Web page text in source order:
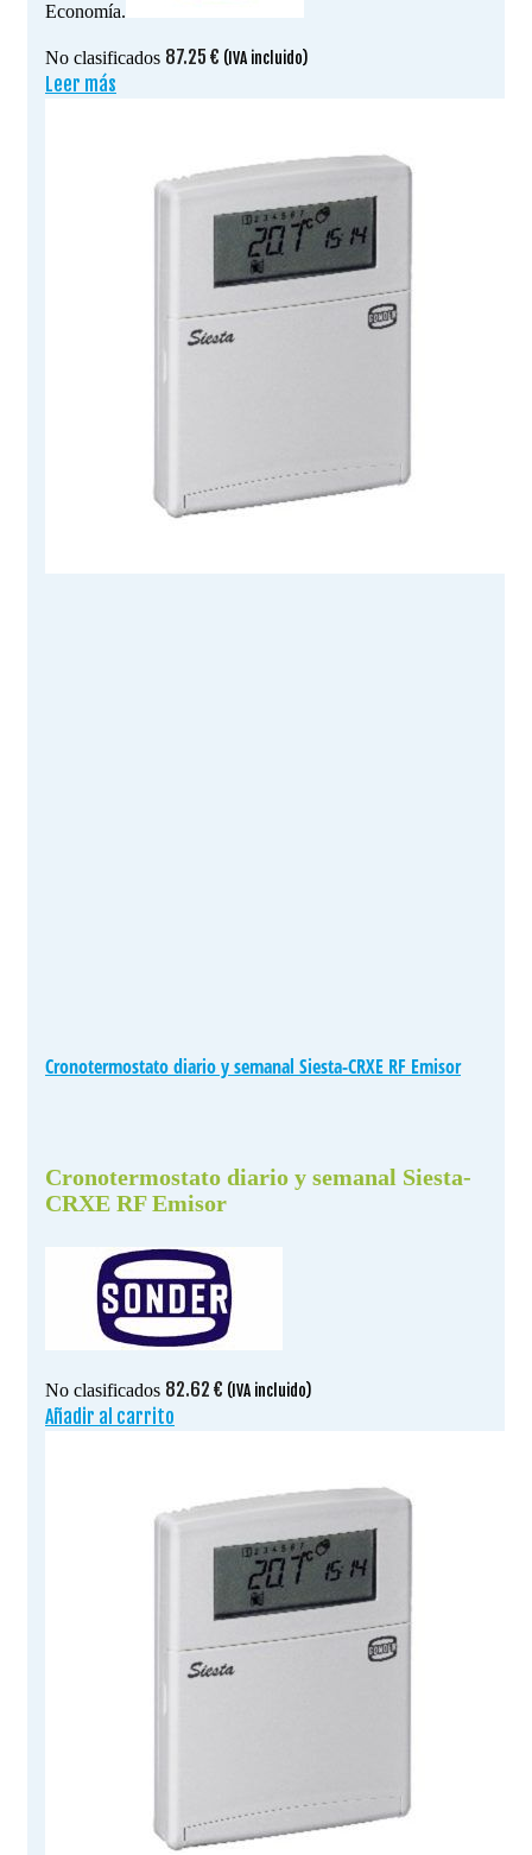
Economía.
No clasificados 87.25 € (IVA incluido)
Leer más
Cronotermostato diario y semanal Siesta-CRXE RF Emisor
Cronotermostato diario y semanal Siesta-
CRXE RF Emisor
No clasificados 82.62 € (IVA incluido)
Añadir al carrito